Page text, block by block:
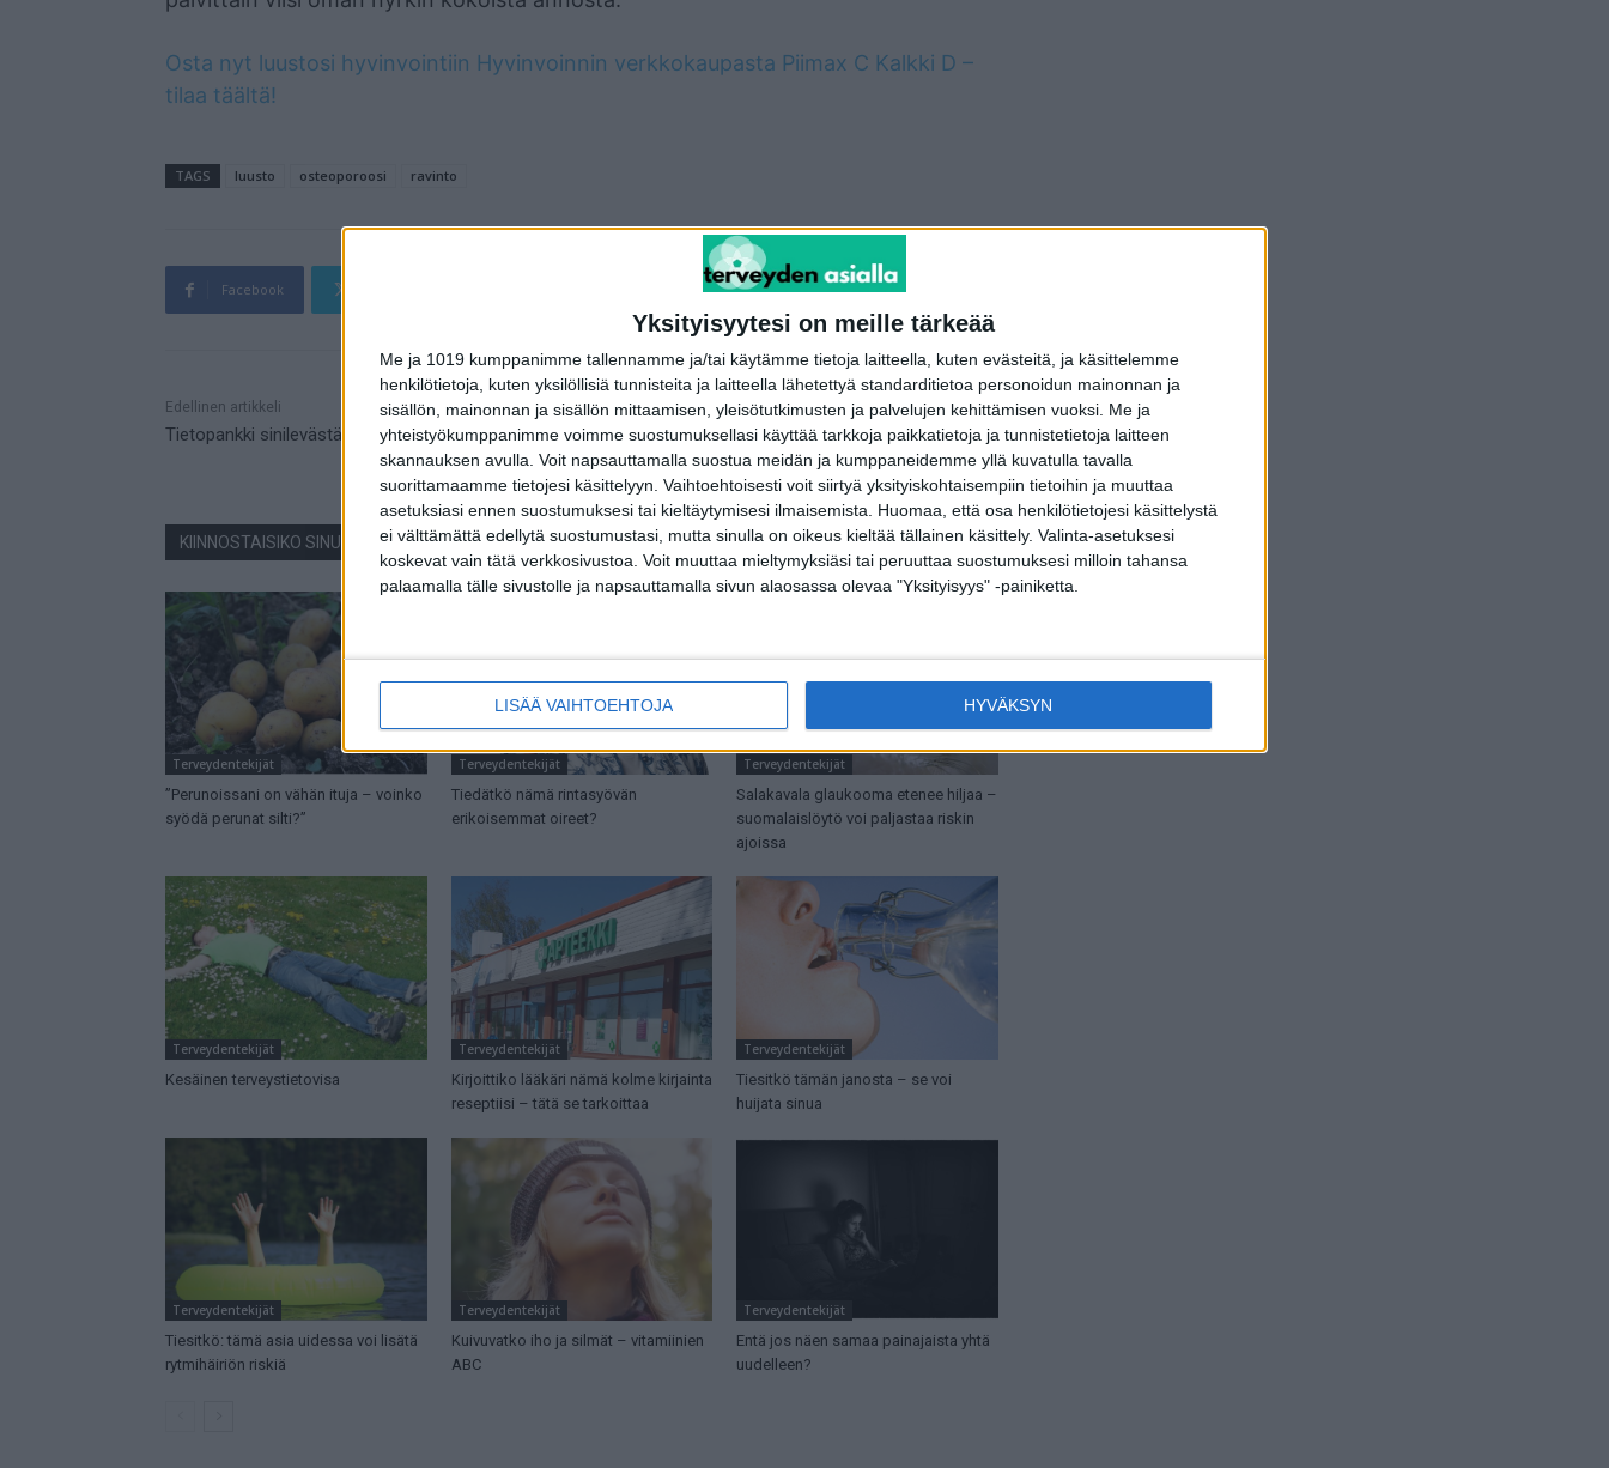
Yksityisyytesi on meille tärkeää
Me ja 1019 kumppanimme tallennamme ja/tai käytämme tietoja laitteella, kuten evästeitä, ja käsittelemme
henkilötietoja, kuten yksilöllisiä tunnisteita ja laitteella lähetettyä standarditietoa personoidun mainonnan ja
sisällön, mainonnan ja sisällön mittaamisen, yleisötutkimusten ja palvelujen kehittämisen vuoksi. Me ja
yhteistyökumppanimme voimme suostumuksellasi käyttää tarkkoja paikkatietoja ja tunnistetietoja laitteen
skannauksen avulla. Voit napsauttamalla suostua meidän ja kumppaneidemme yllä kuvatulla tavalla
suorittamaamme tietojesi käsittelyyn. Vaihtoehtoisesti voit siirtyä yksityiskohtaisempiin tietoihin ja muuttaa
asetuksiasi ennen suostumuksesi tai kieltäytymisesi ilmaisemista. Huomaa, että osa henkilötietojesi käsittelystä
ei välttämättä edellytä suostumustasi, mutta sinulla on oikeus kieltää tällainen käsittely. Valinta-asetuksesi
koskevat vain tätä verkkosivustoa. Voit muuttaa mieltymyksiäsi tai peruuttaa suostumuksesi milloin tahansa
palaamalla tälle sivustolle ja napsauttamalla sivun alaosassa olevaa "Yksityisyys" -painiketta.
LISÄÄ VAIHTOEHTOJA HYVÄKSYN
Osta nyt luustosi hyvinvointiin Hyvinvoinnin verkkokaupasta Piimax C Kalkki D –
tilaa täältä!
TAGS luusto osteoporoosi ravinto
Facebook WhatsApp
Mainos
Edellinen artikkeli
Tietopankki sinilevästä – tiesitkö tämän?
Seuraava artikkeli
Ikävä tauti yleistyy miehillä – alkoholi pahentaa
oireita, alkaa yleensä isovarvasta kolottaen
KIINNOSTAISIKO SINUA NÄMÄ JUTUT?
Terveydentekijät
”Perunoissani on vähän ituja – voinko
syödä perunat silti?”
Terveydentekijät
Tiedätkö nämä rintasyövän
erikoisemmat oireet?
Terveydentekijät
Salakavala glaukooma etenee hiljaa –
suomalaislöytö voi paljastaa riskin
ajoissa
Terveydentekijät
Kesäinen terveystietovisa
Terveydentekijät
Kirjoittiko lääkäri nämä kolme kirjainta
reseptiisi – tätä se tarkoittaa
Terveydentekijät
Tiesitkö tämän janosta – se voi
huijata sinua
Terveydentekijät
Tiesitkö: tämä asia uidessa voi lisätä
rytmihäiriön riskiä
Terveydentekijät
Kuivuvatko iho ja silmät – vitamiinien
ABC
Terveydentekijät
Entä jos näen samaa painajaista yhtä
uudelleen?